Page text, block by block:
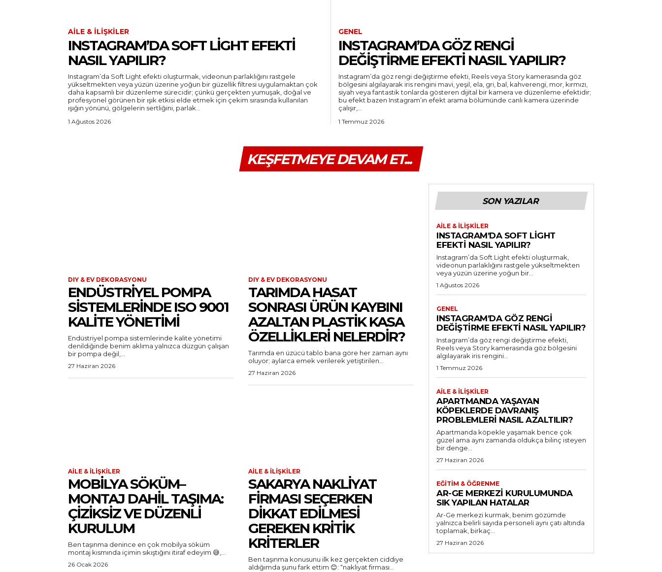
AILE & İLIŞKILER
INSTAGRAM’DA SOFT LIGHT EFEKTI
NASIL YAPILIR?
Instagram’da Soft Light efekti oluşturmak, videonun parlaklığını rastgele
yükseltmekten veya yüzün üzerine yoğun bir güzellik filtresi uygulamaktan çok
daha kapsamlı bir düzenleme sürecidir; çünkü gerçekten yumuşak, doğal ve
profesyonel görünen bir ışık etkisi elde etmek için çekim sırasında kullanılan
ışığın yönünü, gölgelerin sertliğini, parlak...
1 Ağustos 2026
GENEL
INSTAGRAM’DA GÖZ RENGI
DEĞIŞTIRME EFEKTI NASIL YAPILIR?
Instagram’da göz rengi değiştirme efekti, Reels veya Story kamerasında göz
bölgesini algılayarak iris rengini mavi, yeşil, ela, gri, bal, kahverengi, mor, kırmızı,
siyah veya fantastik tonlarda gösteren dijital bir kamera ve düzenleme efektidir;
bu efekt bazen Instagram’ın efekt arama bölümünde canlı kamera üzerinde
çalışır,...
1 Temmuz 2026
KEŞFETMEYE DEVAM ET...
DIY & EV DEKORASYONU
ENDÜSTRIYEL POMPA
SISTEMLERINDE ISO 9001
KALITE YÖNETIMI
Endüstriyel pompa sistemlerinde kalite yönetimi
denildiğinde benim aklıma yalnızca düzgün çalışan
bir pompa değil,...
27 Haziran 2026
DIY & EV DEKORASYONU
TARIMDA HASAT
SONRASI ÜRÜN KAYBINI
AZALTAN PLASTIK KASA
ÖZELLIKLERI NELERDIR?
Tarımda en üzücü tablo bana göre her zaman aynı
oluyor; aylarca emek verilerek yetiştirilen...
27 Haziran 2026
AILE & İLIŞKILER
MOBILYA SÖKÜM–
MONTAJ DAHIL TAŞIMA:
ÇIZIKSIZ VE DÜZENLI
KURULUM
Ben taşınma denince en çok mobilya söküm
montaj kısmında içimin sıkıştığını itiraf edeyim 😅,...
26 Ocak 2026
AILE & İLIŞKILER
SAKARYA NAKLIYAT
FIRMASI SEÇERKEN
DIKKAT EDILMESI
GEREKEN KRITIK
KRITERLER
Ben taşınma konusunu ilk kez gerçekten ciddiye
aldığımda şunu fark ettim 😊: “nakliyat firması...
SON YAZILAR
AILE & İLIŞKILER
INSTAGRAM’DA SOFT LIGHT
EFEKTI NASIL YAPILIR?
Instagram’da Soft Light efekti oluşturmak,
videonun parlaklığını rastgele yükseltmekten
veya yüzün üzerine yoğun bir...
1 Ağustos 2026
GENEL
INSTAGRAM’DA GÖZ RENGI
DEĞIŞTIRME EFEKTI NASIL YAPILIR?
Instagram’da göz rengi değiştirme efekti,
Reels veya Story kamerasında göz bölgesini
algılayarak iris rengini...
1 Temmuz 2026
AILE & İLIŞKILER
APARTMANDA YAŞAYAN
KÖPEKLERDE DAVRANIŞ
PROBLEMLERI NASIL AZALTILIR?
Apartmanda köpekle yaşamak bence çok
güzel ama aynı zamanda oldukça bilinç isteyen
bir denge...
27 Haziran 2026
EĞITIM & ÖĞRENME
AR-GE MERKEZI KURULUMUNDA
SIK YAPILAN HATALAR
Ar-Ge merkezi kurmak, benim gözümde
yalnızca belirli sayıda personeli aynı çatı altında
toplamak, birkaç...
27 Haziran 2026